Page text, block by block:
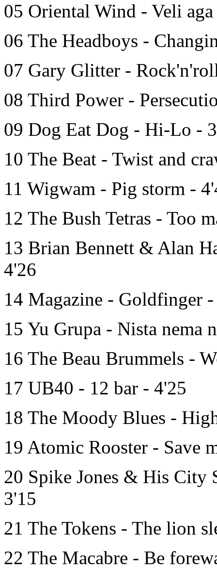
05 Oriental Wind - Veli
06 The Headboys -
07 Gary Glitter -
08 Third Power -
09 Dog Eat Dog - Hi-Lo -
10 The Beat - Twist and
11 Wigwam - Pig storm -
12 The Bush Tetras - Too
13 Brian Bennett & Alan
4'26
14 Magazine - Goldfinger
15 Yu Grupa - Nista nema
16 The Beau Brummels -
17 UB40 - 12 bar - 4'25
18 The Moody Blues -
19 Atomic Rooster - Save
20 Spike Jones & His City
3'15
21 The Tokens - The lion
22 The Macabre - Be